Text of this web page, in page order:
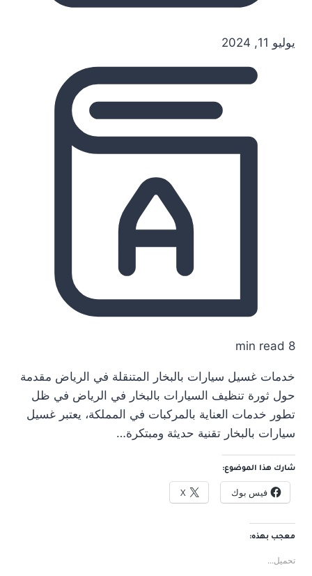
يوليو 11, 2024
8 min read
خدمات غسيل سيارات بالبخار المتنقلة في الرياض مقدمة
حول ثورة تنظيف السيارات بالبخار في الرياض في ظل
تطور خدمات العناية بالمركبات في المملكة، يعتبر غسيل
سيارات بالبخار تقنية حديثة ومبتكرة…
شارك هذا الموضوع:
فيس بوك X
معجب بهذه:
تحميل...